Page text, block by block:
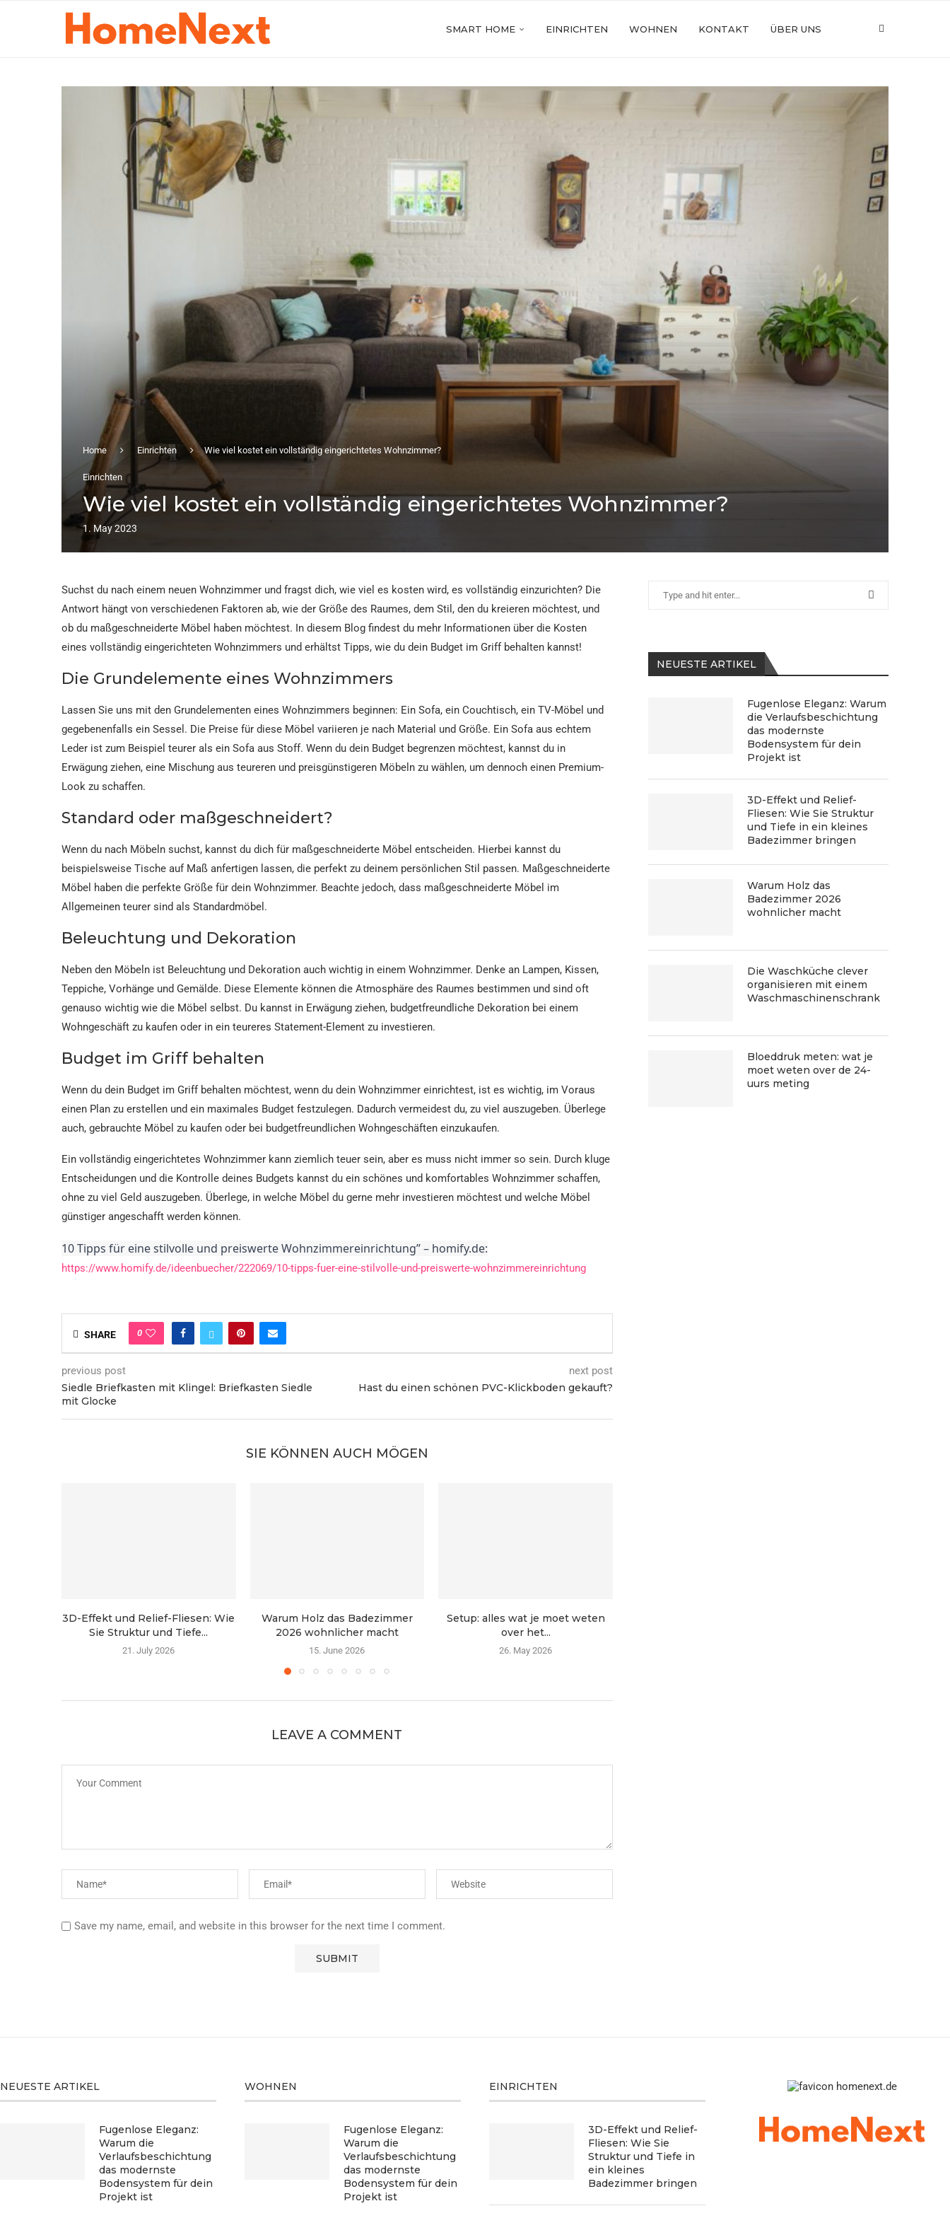
SMART HOME EINRICHTEN WOHNEN KONTAKT ÜBER UNS
Home Einrichten Wie viel kostet ein vollständig eingerichtetes Wohnzimmer?
Einrichten
Wie viel kostet ein vollständig eingerichtetes Wohnzimmer?
1. May 2023
Suchst du nach einem neuen Wohnzimmer und fragst dich, wie viel es kosten wird, es vollständig einzurichten? Die
Antwort hängt von verschiedenen Faktoren ab, wie der Größe des Raumes, dem Stil, den du kreieren möchtest, und
ob du maßgeschneiderte Möbel haben möchtest. In diesem Blog findest du mehr Informationen über die Kosten
eines vollständig eingerichteten Wohnzimmers und erhältst Tipps, wie du dein Budget im Griff behalten kannst!
Die Grundelemente eines Wohnzimmers
Lassen Sie uns mit den Grundelementen eines Wohnzimmers beginnen: Ein Sofa, ein Couchtisch, ein TV-Möbel und
gegebenenfalls ein Sessel. Die Preise für diese Möbel variieren je nach Material und Größe. Ein Sofa aus echtem
Leder ist zum Beispiel teurer als ein Sofa aus Stoff. Wenn du dein Budget begrenzen möchtest, kannst du in
Erwägung ziehen, eine Mischung aus teureren und preisgünstigeren Möbeln zu wählen, um dennoch einen Premium-
Look zu schaffen.
Standard oder maßgeschneidert?
Wenn du nach Möbeln suchst, kannst du dich für maßgeschneiderte Möbel entscheiden. Hierbei kannst du
beispielsweise Tische auf Maß anfertigen lassen, die perfekt zu deinem persönlichen Stil passen. Maßgeschneiderte
Möbel haben die perfekte Größe für dein Wohnzimmer. Beachte jedoch, dass maßgeschneiderte Möbel im
Allgemeinen teurer sind als Standardmöbel.
Beleuchtung und Dekoration
Neben den Möbeln ist Beleuchtung und Dekoration auch wichtig in einem Wohnzimmer. Denke an Lampen, Kissen,
Teppiche, Vorhänge und Gemälde. Diese Elemente können die Atmosphäre des Raumes bestimmen und sind oft
genauso wichtig wie die Möbel selbst. Du kannst in Erwägung ziehen, budgetfreundliche Dekoration bei einem
Wohngeschäft zu kaufen oder in ein teureres Statement-Element zu investieren.
Budget im Griff behalten
Wenn du dein Budget im Griff behalten möchtest, wenn du dein Wohnzimmer einrichtest, ist es wichtig, im Voraus
einen Plan zu erstellen und ein maximales Budget festzulegen. Dadurch vermeidest du, zu viel auszugeben. Überlege
auch, gebrauchte Möbel zu kaufen oder bei budgetfreundlichen Wohngeschäften einzukaufen.
Ein vollständig eingerichtetes Wohnzimmer kann ziemlich teuer sein, aber es muss nicht immer so sein. Durch kluge
Entscheidungen und die Kontrolle deines Budgets kannst du ein schönes und komfortables Wohnzimmer schaffen,
ohne zu viel Geld auszugeben. Überlege, in welche Möbel du gerne mehr investieren möchtest und welche Möbel
günstiger angeschafft werden können.
10 Tipps für eine stilvolle und preiswerte Wohnzimmereinrichtung” – homify.de:
https://www.homify.de/ideenbuecher/222069/10-tipps-fuer-eine-stilvolle-und-preiswerte-wohnzimmereinrichtung
SHARE 0
previous post
Siedle Briefkasten mit Klingel: Briefkasten Siedle
mit Glocke
next post
Hast du einen schönen PVC-Klickboden gekauft?
SIE KÖNNEN AUCH MÖGEN
3D-Effekt und Relief-Fliesen: Wie
Sie Struktur und Tiefe...
21. July 2026
Warum Holz das Badezimmer
2026 wohnlicher macht
15. June 2026
Setup: alles wat je moet weten
over het...
26. May 2026
LEAVE A COMMENT
Save my name, email, and website in this browser for the next time I comment.
NEUESTE ARTIKEL
Fugenlose Eleganz: Warum
die Verlaufsbeschichtung
das modernste
Bodensystem für dein
Projekt ist
3D-Effekt und Relief-
Fliesen: Wie Sie Struktur
und Tiefe in ein kleines
Badezimmer bringen
Warum Holz das
Badezimmer 2026
wohnlicher macht
Die Waschküche clever
organisieren mit einem
Waschmaschinenschrank
Bloeddruk meten: wat je
moet weten over de 24-
uurs meting
NEUESTE ARTIKEL
Fugenlose Eleganz:
Warum die
Verlaufsbeschichtung
das modernste
Bodensystem für dein
Projekt ist
WOHNEN
Fugenlose Eleganz:
Warum die
Verlaufsbeschichtung
das modernste
Bodensystem für dein
Projekt ist
EINRICHTEN
3D-Effekt und Relief-
Fliesen: Wie Sie
Struktur und Tiefe in
ein kleines
Badezimmer bringen